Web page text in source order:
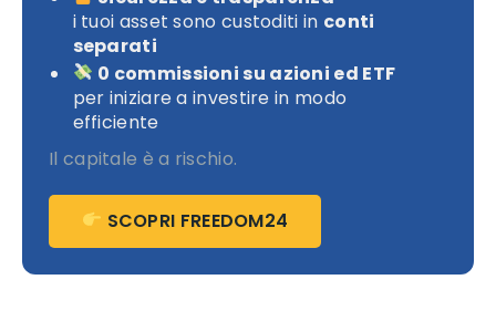
i tuoi asset sono custoditi in conti
separati
0 commissioni su azioni ed ETF
per iniziare a investire in modo
efficiente
Il capitale è a rischio.
SCOPRI FREEDOM24